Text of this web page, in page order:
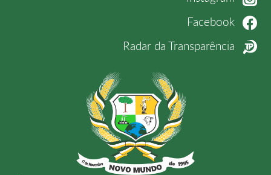
Facebook
Radar da Transparência